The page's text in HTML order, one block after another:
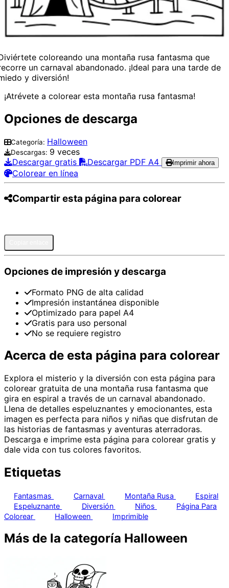
coloreando una montaña rusa fantasma que
un carnaval abandonado. ¡Ideal para una tarde de
y diversión!
¡Atrévete a colorear esta montaña rusa fantasma!
Opciones de descarga
Categoría: Halloween
Descargas: 9 veces
Descargar gratis
Descargar PDF A4 Imprimir ahora
Colorear en línea
Compartir esta página para colorear
Opciones de impresión y descarga
Formato PNG de alta calidad
Impresión instantánea disponible
Optimizado para papel A4
Gratis para uso personal
No se requiere registro
Acerca de esta página para colorear
Explora el misterio y la diversión con esta página para
colorear gratuita de una montaña rusa fantasma que
gira en espiral a través de un carnaval abandonado.
Llena de detalles espeluznantes y emocionantes, esta
imagen es perfecta para niños y niñas que disfrutan de
las historias de fantasmas y aventuras aterradoras.
Descarga e imprime esta página para colorear gratis y
dale vida con tus colores favoritos.
Etiquetas
Fantasmas Carnaval Montaña Rusa
Espiral
Espeluznante
Diversión Niños
Página Para
Colorear
Halloween Imprimible
Más de la categoría Halloween